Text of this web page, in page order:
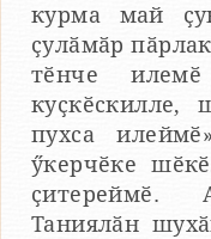
курма май
ҫулӑмӑр
тӗнче
куҫкӗскилле,
пухса
ӳкерчӗке
ҫитереймӗ.
Таниялӑн